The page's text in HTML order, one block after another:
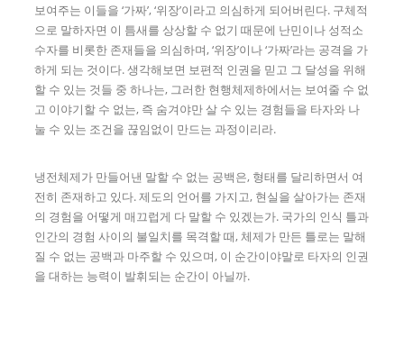
보여주는 이들을 ‘가짜’, ‘위장’이라고 의심하게 되어버린다. 구체적
으로 말하자면 이 틈새를 상상할 수 없기 때문에 난민이나 성적소
수자를 비롯한 존재들을 의심하며, ‘위장’이나 ‘가짜’라는 공격을 가
하게 되는 것이다. 생각해보면 보편적 인권을 믿고 그 달성을 위해
할 수 있는 것들 중 하나는, 그러한 현행체제하에서는 보여줄 수 없
고 이야기할 수 없는, 즉 숨겨야만 살 수 있는 경험들을 타자와 나
눌 수 있는 조건을 끊임없이 만드는 과정이리라.
냉전체제가 만들어낸 말할 수 없는 공백은, 형태를 달리하면서 여
전히 존재하고 있다. 제도의 언어를 가지고, 현실을 살아가는 존재
의 경험을 어떻게 매끄럽게 다 말할 수 있겠는가. 국가의 인식 틀과
인간의 경험 사이의 불일치를 목격할 때, 체제가 만든 틀로는 말해
질 수 없는 공백과 마주할 수 있으며, 이 순간이야말로 타자의 인권
을 대하는 능력이 발휘되는 순간이 아닐까.